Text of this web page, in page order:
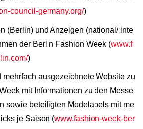
council-germany.org/)
(Berlin) und Anzeigen (national/ inte
der Berlin Fashion Week (www.f
)
mehrfach ausgezeichnete Website zu
mit Informationen zu den Messe
sowie beteiligten Modelabels mit me
je Saison (www.fashion-week-ber